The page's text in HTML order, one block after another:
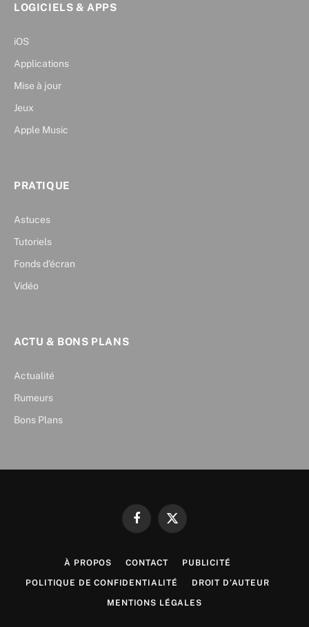
LOGICIELS & APPS
iOS
Applications
Mise à jour
Jeux
Apple Music
PRATIQUE
Astuces
Tutoriels
Fonds d’écran
Vidéo
ACTU & BONS PLANS
Actualité
Rumeurs
Bons Plans
FacebookX
À PROPOS CONTACT PUBLICITÉ
POLITIQUE DE CONFIDENTIALITÉ DROIT D’AUTEUR
MENTIONS LÉGALES